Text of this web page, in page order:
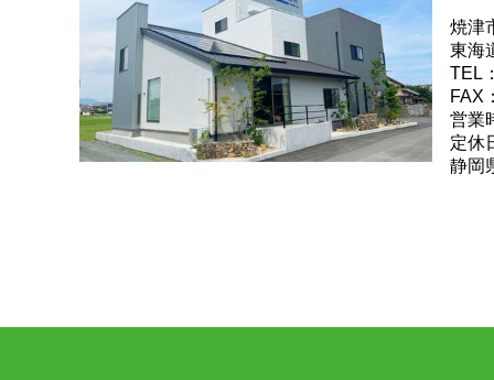
焼津
東海
TEL
FAX
営業
定休
静岡